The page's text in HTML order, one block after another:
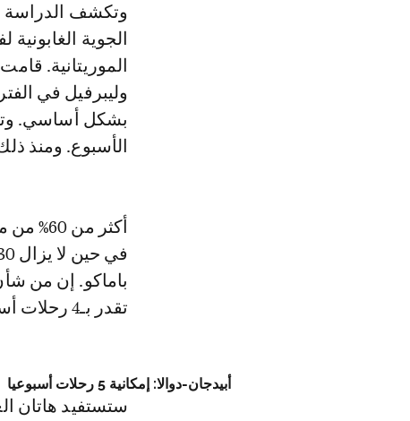
وتكشف
الموريتانية.
بشكل أساسي.
الأسبوع. ومنذ
أكثر
باماكو. إن من
تقدر بـ4 رحلات أسبوعية على المدى الطويل.
أبيدجان-دوالا: إمكانية 5 رحلات أسبوعيا
ستستفيد هاتان